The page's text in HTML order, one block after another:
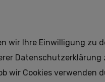
wir Ihre Einwilligung zu
wir Cookies